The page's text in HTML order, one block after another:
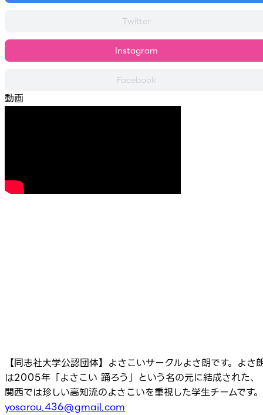
Twitter
Instagram
Facebook
動画
【同志社大学公認団体】よさこいサークルよさ朗です。よさ
は2005年「よさこい 踊ろう」という名の元に結成された、
関西では珍しい高知流のよさこいを重視した学生チームです。
yosarou.436@gmail.com